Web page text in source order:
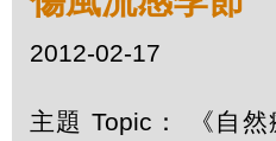
2012-02-17
主題 Topic： 《自